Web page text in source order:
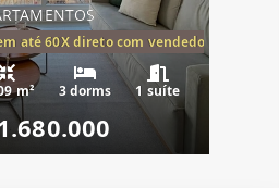
até 60X direto com vendedor
m² 3 dorms 1 suíte